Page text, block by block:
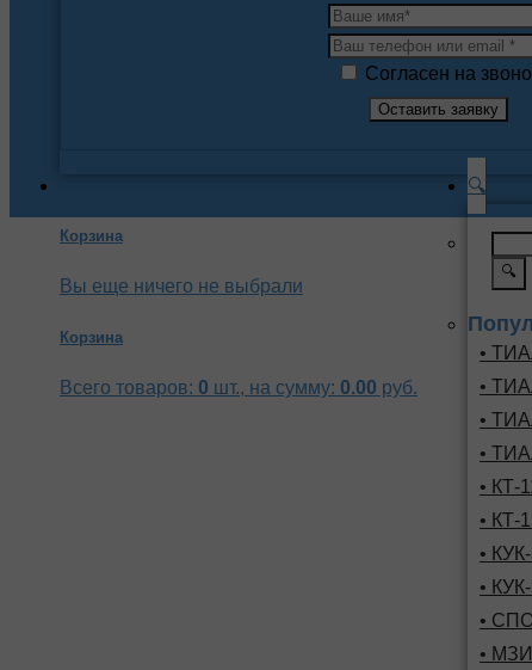
Согласен на
Корзина
Вы еще ничего не выбрали
Корзина
Всего товаров: 0 шт., на сумму: 0.00 руб.
🔍
🔍
•
•
•
•
• КТ-
• КТ-
•
•
•
• МЗИ